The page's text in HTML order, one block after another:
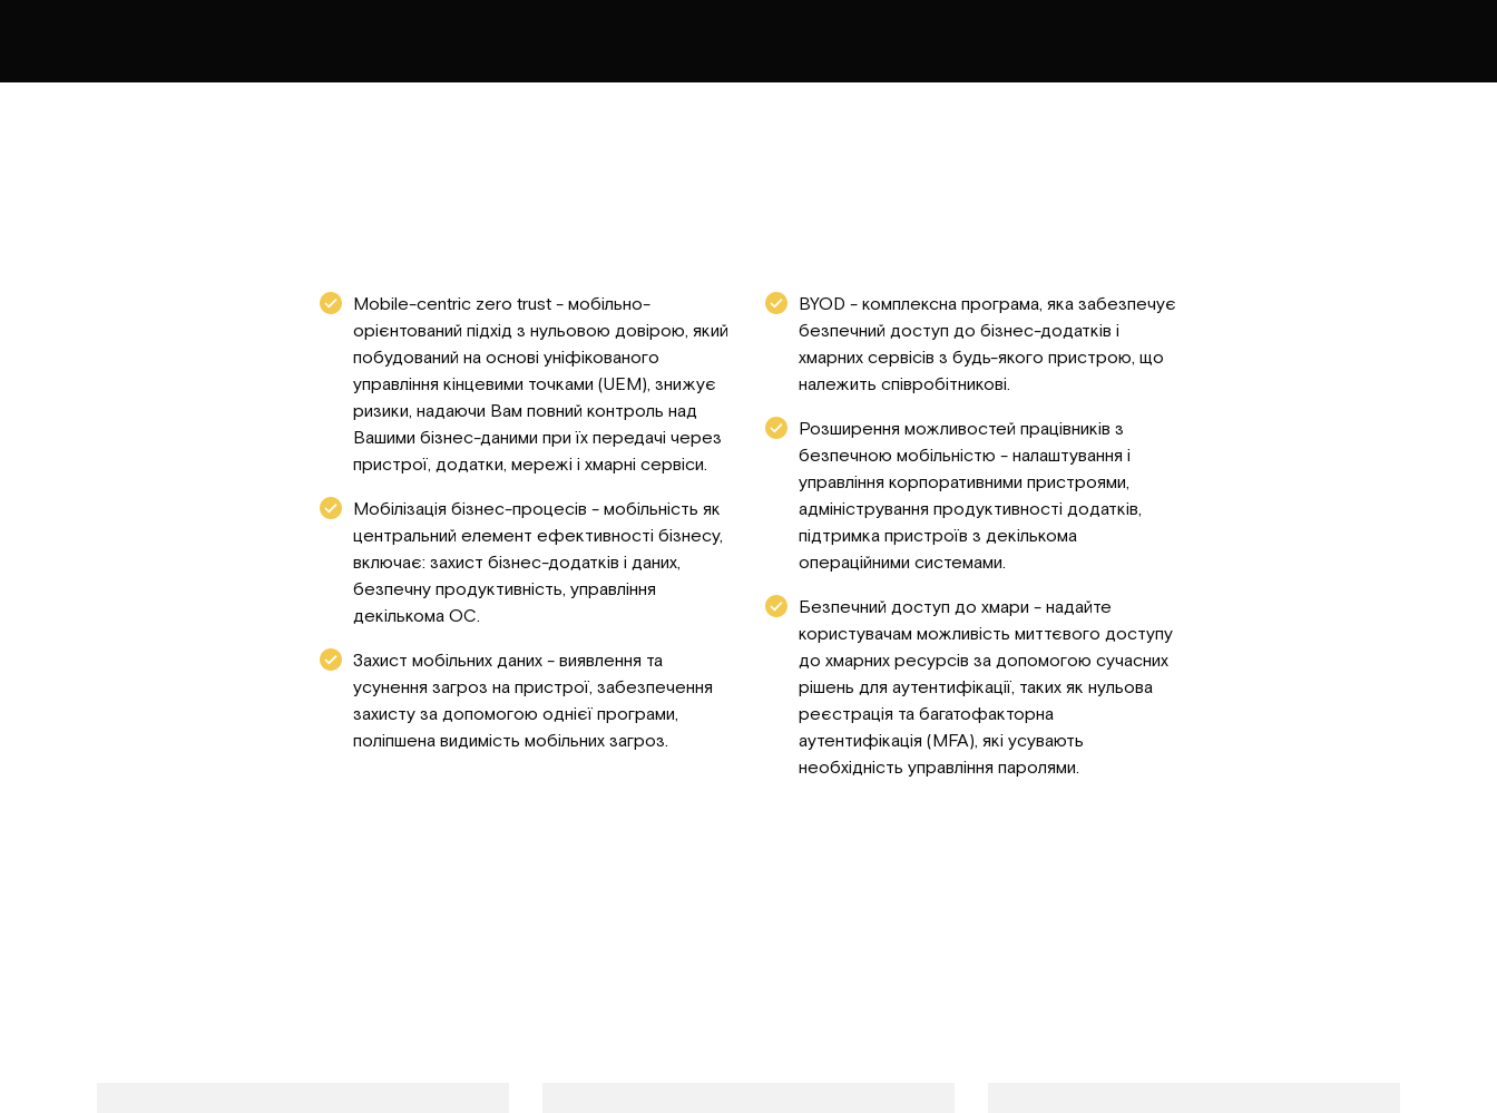
Mobile-centric zero trust - мобільно-
орієнтований підхід з нульовою довірою, який
побудований на основі уніфікованого
управління кінцевими точками (UEM), знижує
ризики, надаючи Вам повний контроль над
Вашими бізнес-даними при їх передачі через
пристрої, додатки, мережі і хмарні сервіси.
Мобілізація бізнес-процесів - мобільність як
центральний елемент ефективності бізнесу,
включає: захист бізнес-додатків і даних,
безпечну продуктивність, управління
декількома ОС.
Захист мобільних даних - виявлення та
усунення загроз на пристрої, забезпечення
захисту за допомогою однієї програми,
поліпшена видимість мобільних загроз.
BYOD - комплексна програма, яка забезпечує
безпечний доступ до бізнес-додатків і
хмарних сервісів з будь-якого пристрою, що
належить співробітникові.
Розширення можливостей працівників з
безпечною мобільністю - налаштування і
управління корпоративними пристроями,
адміністрування продуктивності додатків,
підтримка пристроїв з декількома
операційними системами.
Безпечний доступ до хмари - надайте
користувачам можливість миттєвого доступу
до хмарних ресурсів за допомогою сучасних
рішень для аутентифікації, таких як нульова
реєстрація та багатофакторна
аутентифікація (MFA), які усувають
необхідність управління паролями.